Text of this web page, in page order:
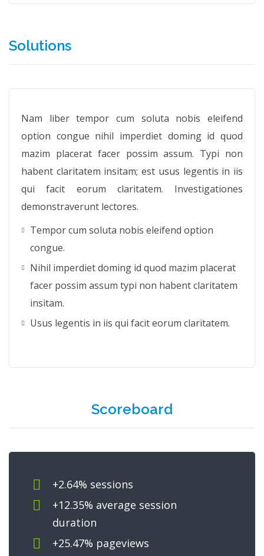
Solutions
Nam liber tempor cum soluta nobis eleifend
option congue nihil imperdiet doming id quod
mazim placerat facer possim assum. Typi non
habent claritatem insitam; est usus legentis in iis
qui facit eorum claritatem. Investigationes
demonstraverunt lectores.
Tempor cum soluta nobis eleifend option
congue.
Nihil imperdiet doming id quod mazim placerat
facer possim assum typi non habent claritatem
insitam.
Usus legentis in iis qui facit eorum claritatem.
Scoreboard
+2.64% sessions
+12.35% average session
duration
+25.47% pageviews